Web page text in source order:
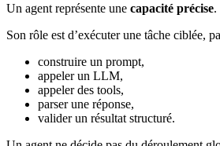
Un agent représente une capacité précise.
Son rôle est d’exécuter une tâche ciblée,
construire un prompt,
appeler un LLM,
appeler des tools,
parser une réponse,
valider un résultat structuré.